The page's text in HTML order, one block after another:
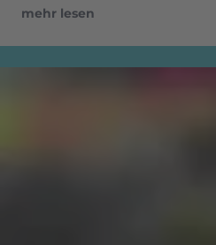
mehr lesen